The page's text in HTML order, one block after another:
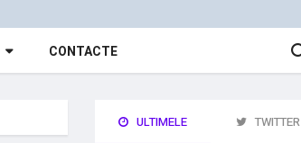
CONTACTE
ULTIMELE TWITTER